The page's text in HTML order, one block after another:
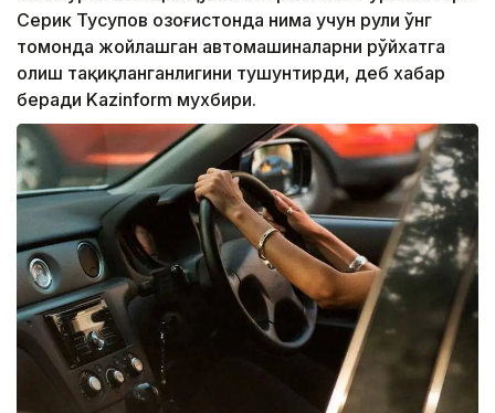
Серик Тусупов Қозоғистонда нима учун рули ўнг
томонда жойлашган автомашиналарни рўйхатга
олиш тақиқланганлигини тушунтирди, деб хабар
беради Kazinform мухбири.